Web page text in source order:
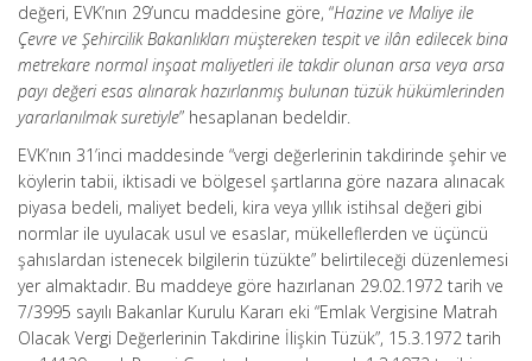
değeri, EVK’nın 29’uncu maddesine göre, “Hazine ve Maliye ile
Çevre ve Şehircilik Bakanlıkları müştereken tespit ve ilân edilecek bina
metrekare normal inşaat maliyetleri ile takdir olunan arsa veya arsa
payı değeri esas alınarak hazırlanmış bulunan tüzük hükümlerinden
yararlanılmak suretiyle” hesaplanan bedeldir.
EVK’nın 31’inci maddesinde “vergi değerlerinin takdirinde şehir ve
köylerin tabii, iktisadi ve bölgesel şartlarına göre nazara alınacak
piyasa bedeli, maliyet bedeli, kira veya yıllık istihsal değeri gibi
normlar ile uyulacak usul ve esaslar, mükelleflerden ve üçüncü
şahıslardan istenecek bilgilerin tüzükte” belirtileceği düzenlemesi
yer almaktadır. Bu maddeye göre hazırlanan 29.02.1972 tarih ve
7/3995 sayılı Bakanlar Kurulu Kararı eki “Emlak Vergisine Matrah
Olacak Vergi Değerlerinin Takdirine İlişkin Tüzük”, 15.3.1972 tarih